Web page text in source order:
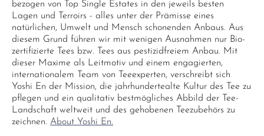
bezogen von Top Single Estates in den jeweils besten
Lagen und Terroirs - alles unter der Prämisse eines
natürlichen, Umwelt und Mensch schonenden Anbaus. Aus
diesem Grund führen wir mit wenigen Ausnahmen nur Bio-
zertifizierte Tees bzw. Tees aus pestizidfreiem Anbau. Mit
dieser Maxime als Leitmotiv und einem engagierten,
internationalem Team von Teeexperten, verschreibt sich
Yoshi En der Mission, die jahrhundertealte Kultur des Tee zu
pflegen und ein qualitativ bestmögliches Abbild der Tee-
Landschaft weltweit und des gehobenen Teezubehörs zu
zeichnen. About Yoshi En.